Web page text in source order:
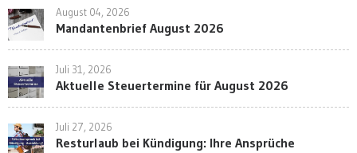
August 04, 2026
Mandantenbrief August 2026
Juli 31, 2026
Aktuelle Steuertermine für August 2026
Juli 27, 2026
Resturlaub bei Kündigung: Ihre Ansprüche